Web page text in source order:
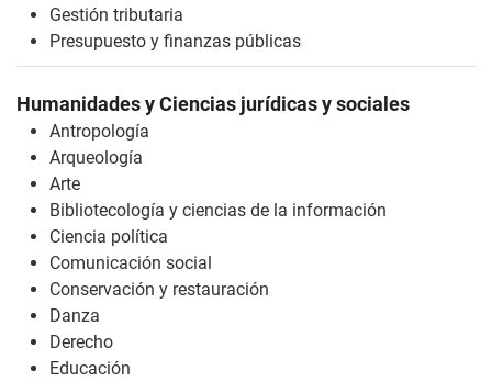
Gestión tributaria
Presupuesto y finanzas públicas
Humanidades y Ciencias jurídicas y sociales
Antropología
Arqueología
Arte
Bibliotecología y ciencias de la información
Ciencia política
Comunicación social
Conservación y restauración
Danza
Derecho
Educación